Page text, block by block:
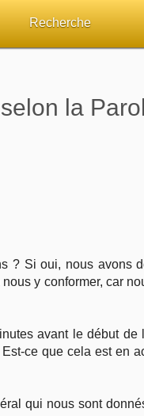
Recherche
Sujets de A à Z
Études et
la
? Si oui, nous avons
y conformer, car
avant le début de
ce que cela est en
qui nous sont